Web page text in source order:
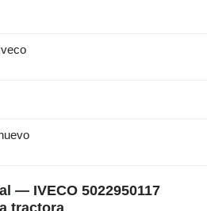
— IVECO 5022950117